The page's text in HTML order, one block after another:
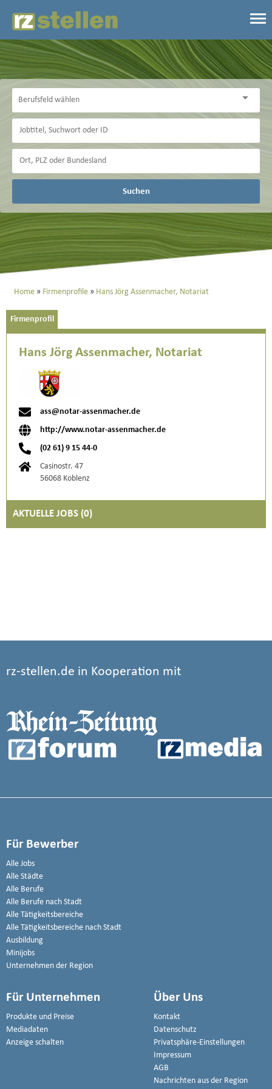
Suchen
Home Firmenprofile Hans Jörg Assenmacher, Notariat
Firmenprofil
Hans Jörg Assenmacher, Notariat
ass@notar-assenmacher.de
http://www.notar-assenmacher.de
(02 61) 9 15 44-0
Casinostr. 47
56068 Koblenz
AKTUELLE JOBS (0)
rz-stellen.de in Kooperation mit
Für Bewerber
Alle Jobs
Alle Städte
Alle Berufe
Alle Berufe nach Stadt
Alle Tätigkeitsbereiche
Alle Tätigkeitsbereiche nach Stadt
Ausbildung
Minijobs
Unternehmen der Region
Für Unternehmen
Produkte und Preise
Mediadaten
Anzeige schalten
Über Uns
Kontakt
Datenschutz
Privatsphäre-Einstellungen
Impressum
AGB
Nachrichten aus der Region